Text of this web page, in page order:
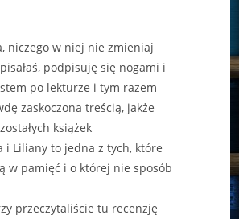
niczego w niej nie zmieniaj
podpisuję się nogami i
po lekturze i tym razem
zaskoczona treścią, jakże
książek
i Liliany to jedna z tych, które
w pamięć i o której nie sposób
przeczytaliście tu recenzję